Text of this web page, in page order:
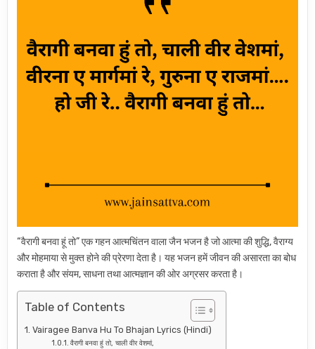
“वैरागी बनवा हूं तो” एक गहन आत्मचिंतन वाला जैन भजन है जो आत्मा की शुद्धि, वैराग्य
और मोहमाया से मुक्त होने की प्रेरणा देता है। यह भजन हमें जीवन की असारता का बोध
कराता है और संयम, साधना तथा आत्मज्ञान की ओर अग्रसर करता है।
Table of Contents
Vairagee Banva Hu To Bhajan Lyrics (Hindi)
वैरागी बनवा हुं तो, चाली वीर वेशमां,